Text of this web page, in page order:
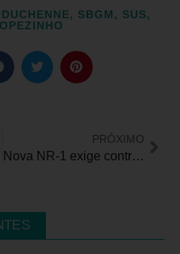
, SBGM, SUS,
PRÓXIMO
Nova NR-1 exige controle de riscos psicossociais, mas 82% dos RHs não estão preparados